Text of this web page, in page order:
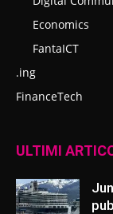
Economics
FantaICT
.ing
FinanceTech
ULTIMI